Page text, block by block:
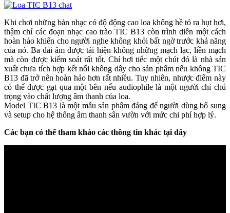
Khi chơi những bản nhạc có độ động cao loa không hề tỏ ra hụt hơi,
thậm chí các đoạn nhạc cao trào TIC B13 còn trình diễn một cách
hoàn hảo khiến cho người nghe không khỏi bất ngờ trước khả năng
của nó. Ba dải âm được tái hiện không những mạch lạc, liền mạch
mà còn được kiểm soát rất tốt. Chỉ hơi tiếc một chút đó là nhà sản
xuất chưa tích hợp kết nối không dây cho sản phẩm nếu không TIC
B13 đã trở nên hoàn hảo hơn rất nhiều. Tuy nhiên, nhược điểm này
có thể được gạt qua một bên nếu audiophile là một người chỉ chú
trọng vào chất lượng âm thanh của loa.
Model TIC B13 là một mẫu sản phẩm đáng để người dùng bổ sung
và setup cho hệ thống âm thanh sân vườn với mức chi phí hợp lý.
Các bạn có thể tham khảo các thông tin khác tại đây